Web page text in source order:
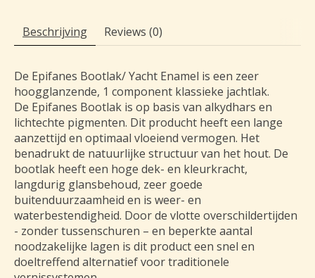
Beschrijving Reviews (0)
De Epifanes Bootlak/ Yacht Enamel is een zeer
hoogglanzende, 1 component klassieke jachtlak.
De Epifanes Bootlak is op basis van alkydhars en
lichtechte pigmenten. Dit producht heeft een lange
aanzettijd en optimaal vloeiend vermogen. Het
benadrukt de natuurlijke structuur van het hout. De
bootlak heeft een hoge dek- en kleurkracht,
langdurig glansbehoud, zeer goede
buitenduurzaamheid en is weer- en
waterbestendigheid. Door de vlotte overschildertijden
- zonder tussenschuren – en beperkte aantal
noodzakelijke lagen is dit product een snel en
doeltreffend alternatief voor traditionele